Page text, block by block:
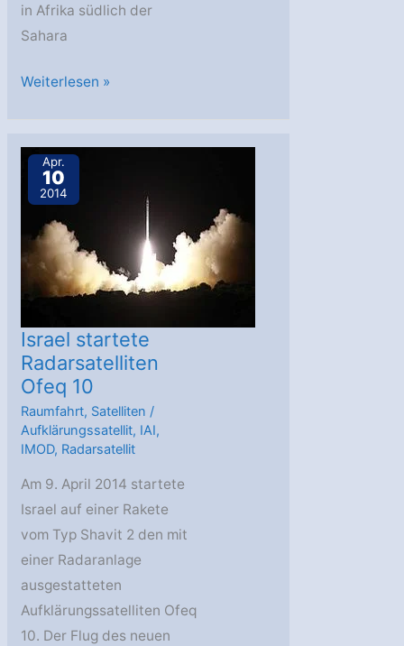
in Afrika südlich der
Sahara
Eutelsat
Spacebus-
NEO-
Basis
bei
TAS
bestellt
Weiterlesen »
Apr.
10
2014
Israel startete
Radarsatelliten
Ofeq 10
Raumfahrt, Satelliten /
Aufklärungssatellit, IAI,
IMOD, Radarsatellit
Am 9. April 2014 startete
Israel auf einer Rakete
vom Typ Shavit 2 den mit
einer Radaranlage
ausgestatteten
Aufklärungssatelliten Ofeq
10. Der Flug des neuen